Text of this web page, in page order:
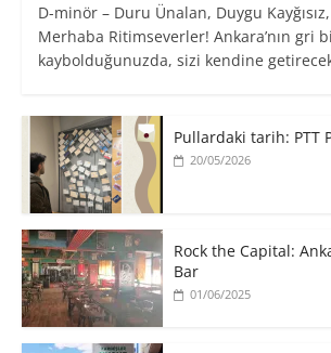
D-minör – Duru Ünalan, Duygu
Merhaba Ritimseverler! Ankara’nın gri
kaybolduğunuzda, sizi kendine
Pullardaki tarih: PTT
20/05/2026
Rock the Capital:
Bar
01/06/2025